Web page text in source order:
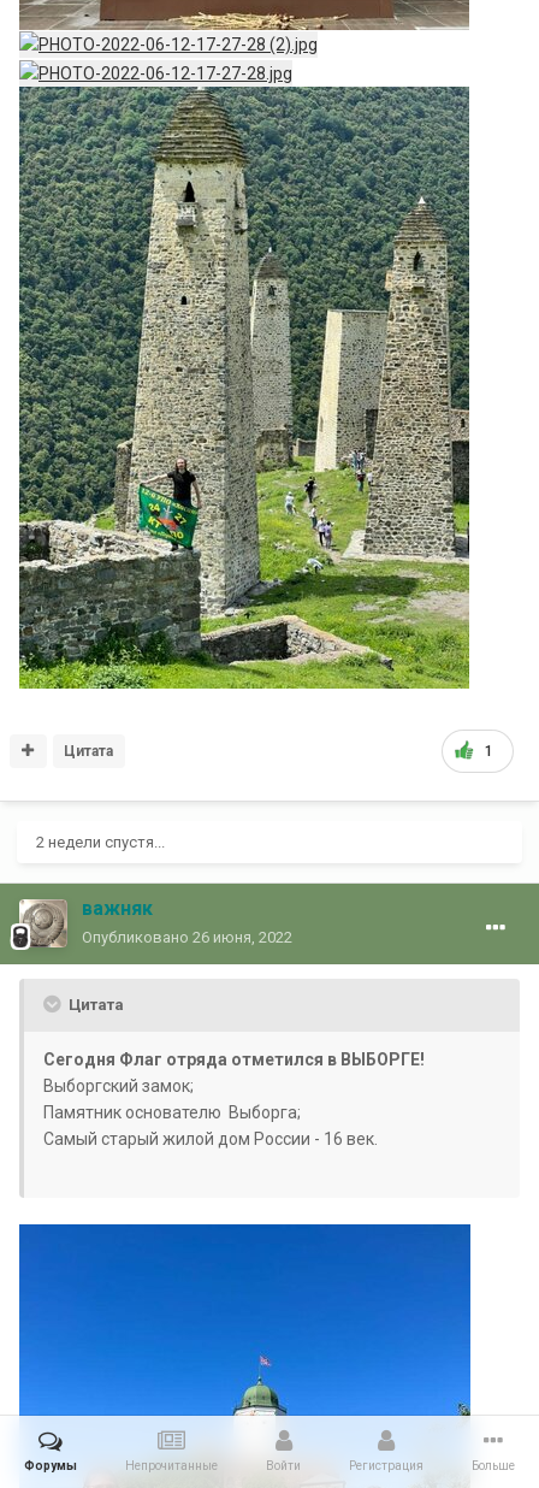
1
Цитата
2 недели спустя...
важняк
Опубликовано 26 июня, 2022
Цитата
Сегодня Флаг отряда отметился в ВЫБОРГЕ!
Выборгский замок;
Памятник основателю Выборга;
Самый старый жилой дом России - 16 век.
Форумы Непрочитанные Войти Регистрация Больше